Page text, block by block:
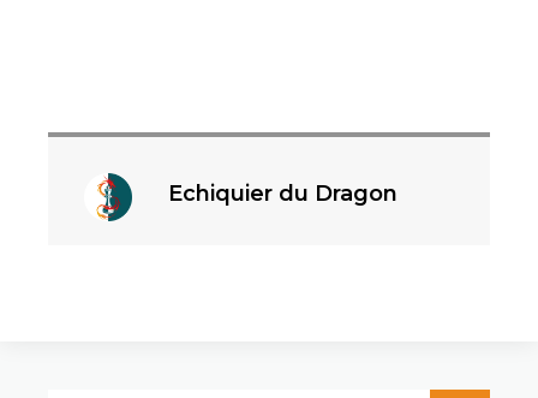
Echiquier du Dragon